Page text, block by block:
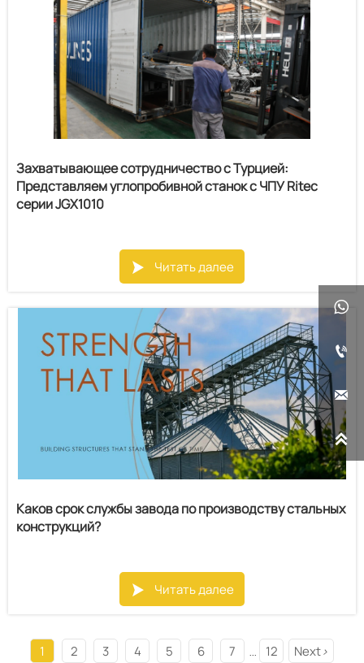
Захватывающее сотрудничество с Турцией:
Представляем углопробивной станок с ЧПУ Ritec
серии JGX1010
 Читать далее
Каков срок службы завода по производству стальных
конструкций?
 Читать далее
1 2 3 4 5 6 7 ... 12 Next>



